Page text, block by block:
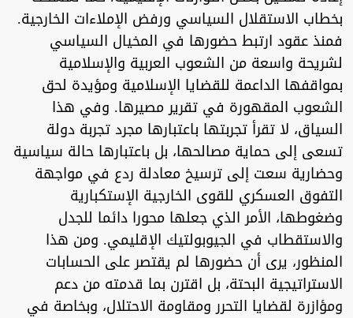
بخطاب الاستقلال السياسي ورفض الإملاءات الخارجية.
فمنذ عقود ارتبط حضورها في المخيال السياسي
لشريحة واسعة من الشعوب العربية والإسلامية
بمواقفها الداعمة للقضايا الإسلامية ومؤيدة لحق
الشعوب المقهورة في تقرير مصيرها. وفي هذا
السياق، لا تقرأ تجربتها باعتبارها مجرد تجربة دولة
تسعى إلى حماية مصالحها، بل باعتبارها حالة سياسية
وحضارية سعت إلى ترسيخ معادلة ردع في مواجهة
التفوق العسكري للقوى الخارجية الإستكبارية
وضغوطها، الأمر الذي جعلها محورا دائما للجدل
والاستقطاب في الجيوبولتيك الإقليمي. ومن هذا
المنظور، يرى أن حضورها لم يقتصر على الحسابات
الاستراتيجية البحتة، بل اقترن بما قدمته من دعم
ومؤازرة لقضايا التحرر ومقاومة الاحتلال، وبخاصة في